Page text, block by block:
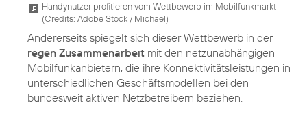
Handynutzer profitieren vom Wettbewerb im Mobilfunkmarkt
(Credits: Adobe Stock / Michael)
Andererseits spiegelt sich dieser Wettbewerb in der
regen Zusammenarbeit mit den netzunabhängigen
Mobilfunkanbietern, die ihre Konnektivitätsleistungen in
unterschiedlichen Geschäftsmodellen bei den
bundesweit aktiven Netzbetreibern beziehen.